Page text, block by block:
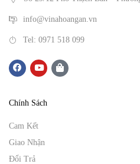
info@vinahoangan.vn
Tel: 0971 518 099
Chính Sách
Cam Kết
Giao Nhận
Đổi Trả